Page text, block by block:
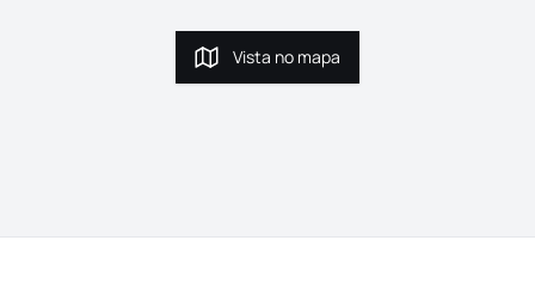
Vista no mapa
Vista no mapa